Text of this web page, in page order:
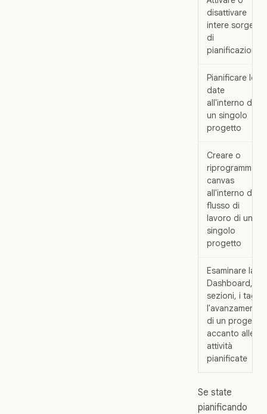
disattivare
intere sorgenti
di
pianificazione
Pianificare le
date
all'interno di
un singolo
progetto
Creare o
riprogrammare
canvas
all'interno del
flusso di
lavoro di un
singolo
progetto
Esaminare la
Dashboard, le
sezioni, i tag e
l'avanzamento
di un progetto
accanto alle
attività
pianificate
Se state
pianificando